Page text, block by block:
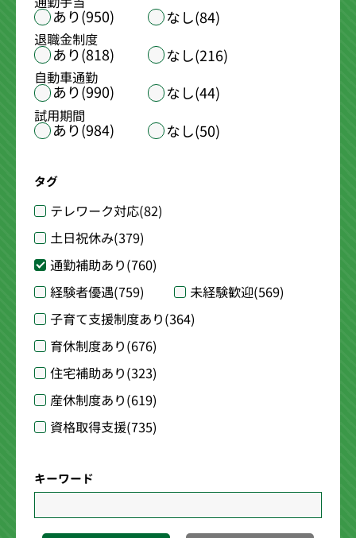
あり(950) なし(84)
退職金制度
あり(818) なし(216)
自動車通勤
あり(990) なし(44)
試用期間
あり(984) なし(50)
タグ
テレワーク対応(82)
土日祝休み(379)
通勤補助あり(760)
経験者優遇(759) 未経験歓迎(569)
子育て支援制度あり(364)
育休制度あり(676)
住宅補助あり(323)
産休制度あり(619)
資格取得支援(735)
キーワード